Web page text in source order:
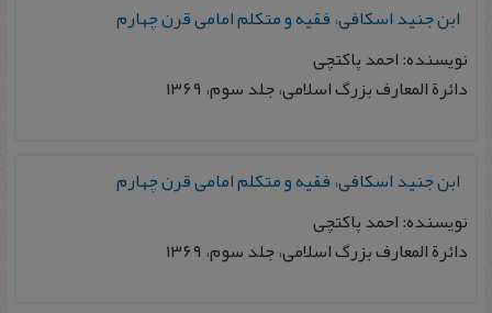
ابن جنید اسکافی، فقیه و متکلم امامی قرن چهارم
نویسنده: احمد پاکتچی
دائرة المعارف بزرگ اسلامی، جلد سوم، ۱۳۶۹
ابن جنید اسکافی، فقیه و متکلم امامی قرن چهارم
نویسنده: احمد پاکتچی
دائرة المعارف بزرگ اسلامی، جلد سوم، ۱۳۶۹